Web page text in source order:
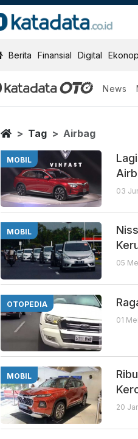
KatadataOTO
Berita Finansial Digital
News
Airbag
Berita Terbaru
Home
Tag Airbag
MOBIL
03
MOBIL
05
OTOPEDIA
01
MOBIL
20